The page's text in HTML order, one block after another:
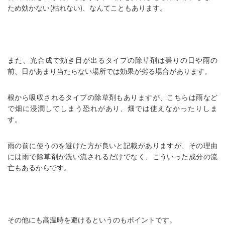
ため効かない(枯れない)、なんてこともあります。
また、光合成で効き目が出るタイプの除草剤は曇りの日や雨の
前、日があまり当たらない場所では効果が劣る場合があります。
根から吸収されるタイプの除草剤もありますが、こちらは雨など
で畑に浸潤してしまう恐れがあり、畑では使えなかったりしま
す。
雨の前に使うのを避けた方が良いと記載がありますが、その理由
には雨で除草剤が洗い流されるだけでなく、こういった成分の流
亡もあるからです。
その他にも高温時を避けるというのもポイントです。